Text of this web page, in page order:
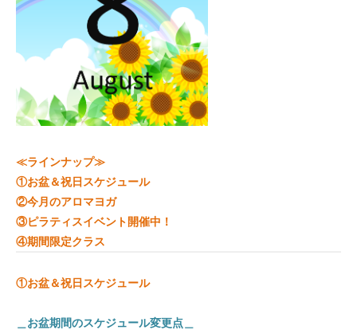
≪ラインナップ≫
①お盆＆祝日スケジュール
②今月のアロマヨガ
③ピラティスイベント開催中！
④期間限定クラス
①お盆＆祝日スケジュール
＿お盆期間のスケジュール変更点＿